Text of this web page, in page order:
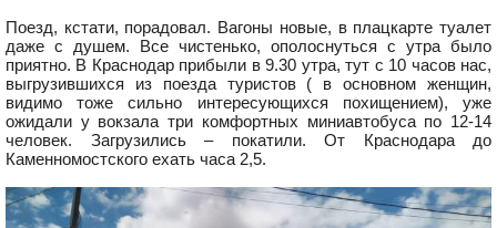
Поезд, кстати, порадовал. Вагоны новые, в плацкарте туалет
даже с душем. Все чистенько, ополоснуться с утра было
приятно. В Краснодар прибыли в 9.30 утра, тут с 10 часов нас,
выгрузившихся из поезда туристов ( в основном женщин,
видимо тоже сильно интересующихся похищением), уже
ожидали у вокзала три комфортных миниавтобуса по 12-14
человек. Загрузились – покатили. От Краснодара до
Каменномостского ехать часа 2,5.